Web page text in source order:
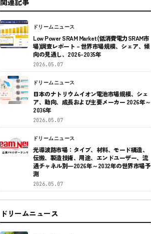
ドリームニュース
Low Power SRAM Market(低消費電力SRAM市
場)調査レポート – 世界市場規模、シェア、傾
向の見通し、2026-2035年
2026.05.07
ドリームニュース
日本のナトリウムイオン電池市場規模、シェ
ア、動向、成長および主要メーカー 2026年～
2036年
2026.05.07
ドリームニュース
光導波路市場：タイプ、材料、モード構造、
伝搬、製造技術、用途、エンドユーザー、流
通チャネル別―2026年～2032年の世界市場予
測
2026.05.07
ドリームニュース